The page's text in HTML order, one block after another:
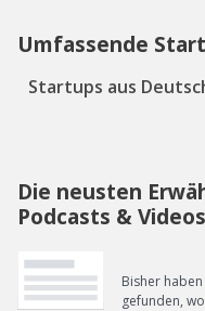
Umfassende
Startups aus
Die neusten
Podcasts &
Bisher
gefunden,